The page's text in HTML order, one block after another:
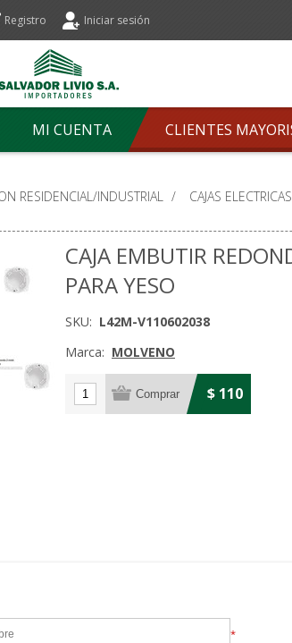
Registro Iniciar sesión
MI CUENTA CLIENTES
RESIDENCIAL/INDUSTRIAL / CAJAS
CAJA EMBUTIR
PARA YESO
SKU: L42M-V110602038
Marca: MOLVENO
$ 110
*